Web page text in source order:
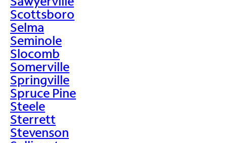
Scottsboro
Selma
Seminole
Slocomb
Somerville
Springville
Spruce Pine
Steele
Sterrett
Stevenson